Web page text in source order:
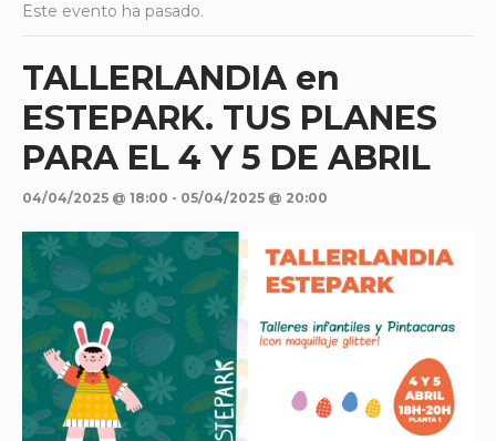
Este evento ha pasado.
TALLERLANDIA en
ESTEPARK. TUS PLANES
PARA EL 4 Y 5 DE ABRIL
04/04/2025 @ 18:00 - 05/04/2025 @ 20:00